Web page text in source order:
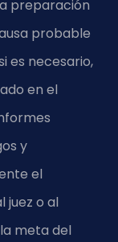
preparación
probable
es necesario,
en el
y
el
juez o al
meta del